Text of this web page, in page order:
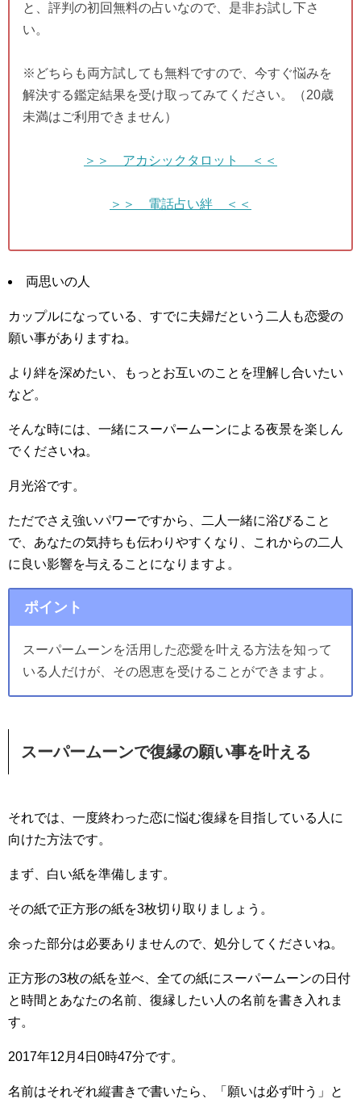
と、評判の初回無料の占いなので、是非お試し下さ
い。
※どちらも両方試しても無料ですので、今すぐ悩みを
解決する鑑定結果を受け取ってみてください。（20歳
未満はご利用できません）
＞＞ アカシックタロット ＜＜
＞＞ 電話占い絆 ＜＜
両思いの人
カップルになっている、すでに夫婦だという二人も恋愛の
願い事がありますね。
より絆を深めたい、もっとお互いのことを理解し合いたい
など。
そんな時には、一緒にスーパームーンによる夜景を楽しん
でくださいね。
月光浴です。
ただでさえ強いパワーですから、二人一緒に浴びること
で、あなたの気持ちも伝わりやすくなり、これからの二人
に良い影響を与えることになりますよ。
ポイント
スーパームーンを活用した恋愛を叶える方法を知って
いる人だけが、その恩恵を受けることができますよ。
スーパームーンで復縁の願い事を叶える
それでは、一度終わった恋に悩む復縁を目指している人に
向けた方法です。
まず、白い紙を準備します。
その紙で正方形の紙を3枚切り取りましょう。
余った部分は必要ありませんので、処分してくださいね。
正方形の3枚の紙を並べ、全ての紙にスーパームーンの日付
と時間とあなたの名前、復縁したい人の名前を書き入れま
す。
2017年12月4日0時47分です。
名前はそれぞれ縦書きで書いたら、「願いは必ず叶う」と